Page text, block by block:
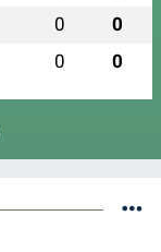
0 0
0 0